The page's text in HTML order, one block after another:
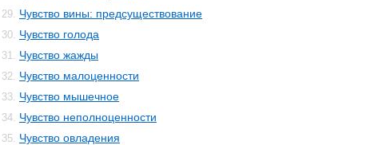
29. Чувство вины: предсуществование
30. Чувство голода
31. Чувство жажды
32. Чувство малоценности
33. Чувство мышечное
34. Чувство неполноценности
35. Чувство овладения